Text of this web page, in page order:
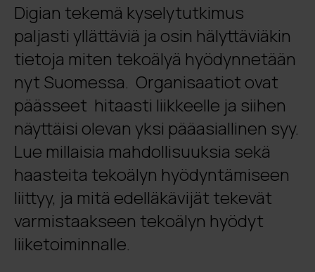
Digian tekemä kyselytutkimus
paljasti yllättäviä ja osin hälyttäviäkin
tietoja miten tekoälyä hyödynnetään
nyt Suomessa. Organisaatiot ovat
päässeet hitaasti liikkeelle ja siihen
näyttäisi olevan yksi pääasiallinen syy.
Lue millaisia mahdollisuuksia sekä
haasteita tekoälyn hyödyntämiseen
liittyy, ja mitä edelläkävijät tekevät
varmistaakseen tekoälyn hyödyt
liiketoiminnalle.